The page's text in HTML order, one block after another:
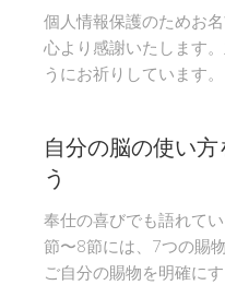
個人情報保護のためお
心より感謝いたします
うにお祈りしています。
自分の脳の使い
う
奉仕の喜びでも語れて
節〜8節には、7つの賜
ご自分の賜物を明確に